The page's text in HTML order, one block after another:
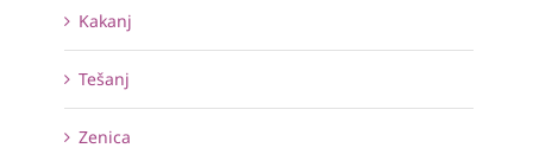
Kakanj
Tešanj
Zenica